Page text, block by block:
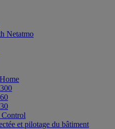
Netatmo
et pilotage du bâtiment